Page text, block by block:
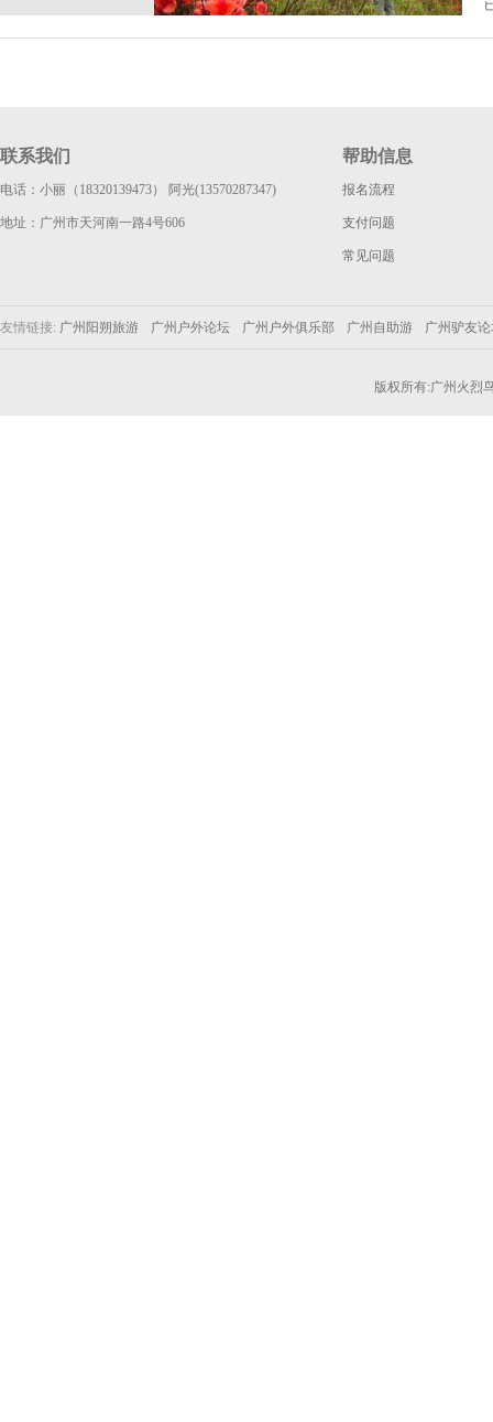
联系我们
电话：小丽（18320139473） 阿光(13570287347)
地址：广州市天河南一路4号606
帮助信息
报名流程
支付问题
常见问题
友情链接: 广州阳朔旅游 广州户外论坛 广州户外俱乐部 广州自助游 广州驴友
版权所有:广州火烈